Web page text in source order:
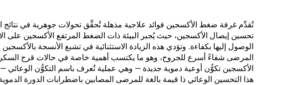
تُقدِّم غرفة ضغط الأكسجين فوائد علاجية مذهلة تُحقِّق تحولات جوهرية في
تحسين إيصال الأكسجين، حيث يُجبر البيئة ذات الضغط المرتفع الأكسجين على
الوصول إليها بكفاءة. وتؤدي هذه الزيادة الاستثنائية في تشبع الأنسجة
المرضى شفاءً أسرع للجروح، وهو ما يكتسب أهمية خاصة في حالات قرح
الأكسجين تكوُّن أوعية دموية جديدة — وهي عملية تُعرف باسم التكوُّن الوعائي
هذا التحسين الوعائي ذا قيمة بالغة للمرضى المصابين باضطرابات الدورة